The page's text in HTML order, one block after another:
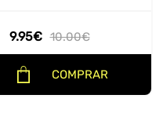
10.00€
9.95€
COMPRAR